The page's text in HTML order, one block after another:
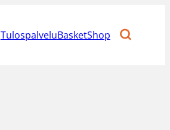
TulospalveluBasketShop